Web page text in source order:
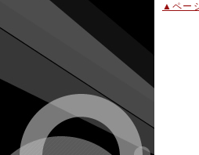
▲ペー